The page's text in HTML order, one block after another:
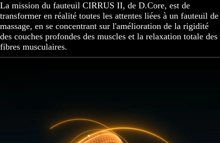
La mission du fauteuil CIRRUS II, de D.Core, est de
transformer en réalité toutes les attentes liées à un fauteuil de
massage, en se concentrant sur l'amélioration de la rigidité
des couches profondes des muscles et la relaxation totale des
fibres musculaires.